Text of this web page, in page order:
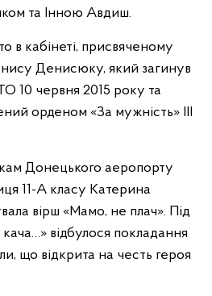
та Інною Авдиш.
в кабінеті, присвяченому
Денисюку, який загинув
10 червня 2015 року та
орденом «За мужність» III
Донецького аеропорту
11-А класу Катерина
вірш «Мамо, не плач». Під
відбулося покладання
що відкрита на честь героя